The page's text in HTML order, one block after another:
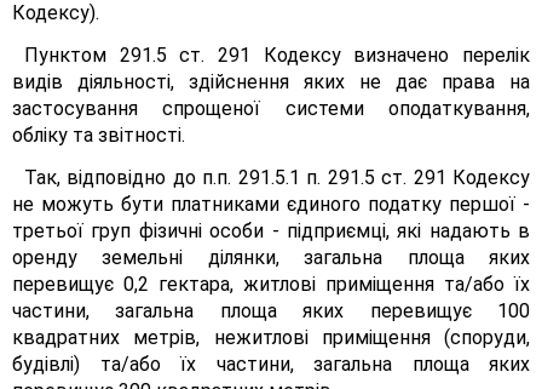
Кодексу).
Пунктом 291.5 ст. 291 Кодексу визначено перелік
видів діяльності, здійснення яких не дає права на
застосування спрощеної системи оподаткування,
обліку та звітності.
Так, відповідно до п.п. 291.5.1 п. 291.5 ст. 291 Кодексу
не можуть бути платниками єдиного податку першої -
третьої груп фізичні особи - підприємці, які надають в
оренду земельні ділянки, загальна площа яких
перевищує 0,2 гектара, житлові приміщення та/або їх
частини, загальна площа яких перевищує 100
квадратних метрів, нежитлові приміщення (споруди,
будівлі) та/або їх частини, загальна площа яких